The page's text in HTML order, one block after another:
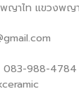
ญาไท แขวงพญ
988-4784